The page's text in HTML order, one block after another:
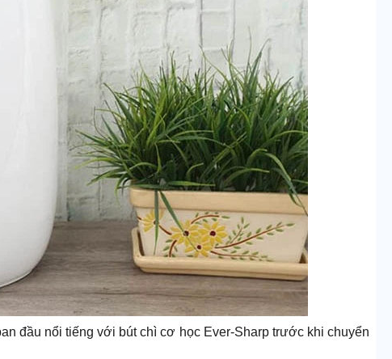
đầu nổi tiếng với bút chì cơ học Ever-Sharp trước khi chuyển